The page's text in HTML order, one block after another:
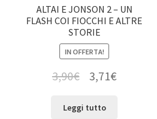
ALTAI E JONSON 2 – UN
FLASH COI FIOCCHI E ALTRE
STORIE
IN OFFERTA!
3,90€ 3,71€
Leggi tutto